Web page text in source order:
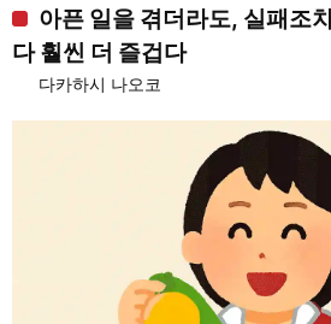
아픈 일을 겪더라도, 실패조
다 훨씬 더 즐겁다
다카하시 나오코